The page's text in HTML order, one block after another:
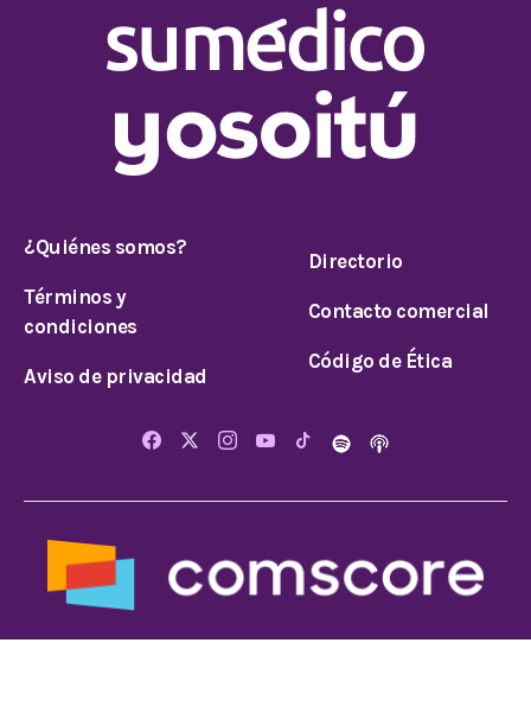
¿Quiénes somos?
Términos y
condiciones
Aviso de privacidad
Directorio
Contacto comercial
Código de Ética